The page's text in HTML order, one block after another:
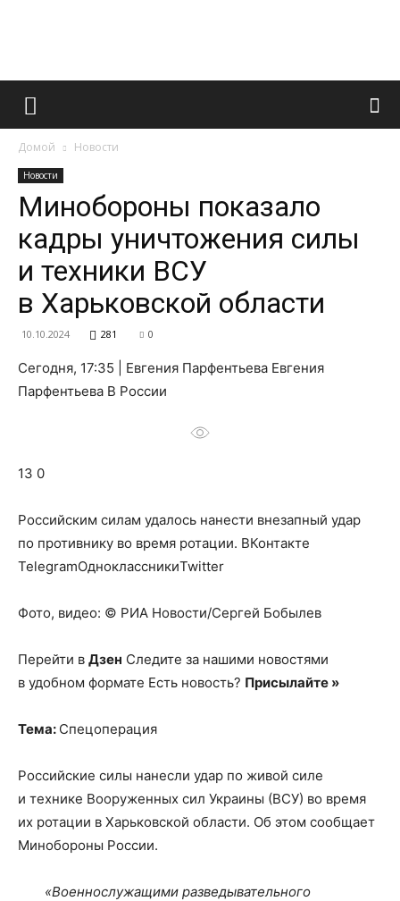
Французский
и
Домой Новости
Новости
Минобороны показало
кадры уничтожения силы
и техники ВСУ
в Харьковской области
10.10.2024 281 0
Сегодня, 17:35 | Евгения Парфентьева Евгения
Парфентьева В России
13 0
Российским силам удалось нанести внезапный удар
по противнику во время ротации. ВКонтакте
TelegramОдноклассникиTwitter
Фото, видео: © РИА Новости/Сергей Бобылев
Перейти в Дзен Следите за нашими новостями
в удобном формате Есть новость? Присылайте »
Тема: Спецоперация
Российские силы нанесли удар по живой силе
и технике Вооруженных сил Украины (ВСУ) во время
их ротации в Харьковской области. Об этом сообщает
Минобороны России.
«Военнослужащими разведывательного